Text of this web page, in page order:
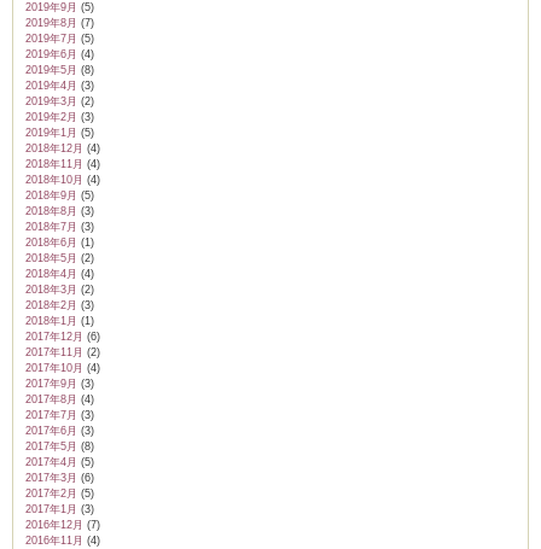
2019年9月 (5)
2019年8月 (7)
2019年7月 (5)
2019年6月 (4)
2019年5月 (8)
2019年4月 (3)
2019年3月 (2)
2019年2月 (3)
2019年1月 (5)
2018年12月 (4)
2018年11月 (4)
2018年10月 (4)
2018年9月 (5)
2018年8月 (3)
2018年7月 (3)
2018年6月 (1)
2018年5月 (2)
2018年4月 (4)
2018年3月 (2)
2018年2月 (3)
2018年1月 (1)
2017年12月 (6)
2017年11月 (2)
2017年10月 (4)
2017年9月 (3)
2017年8月 (4)
2017年7月 (3)
2017年6月 (3)
2017年5月 (8)
2017年4月 (5)
2017年3月 (6)
2017年2月 (5)
2017年1月 (3)
2016年12月 (7)
2016年11月 (4)